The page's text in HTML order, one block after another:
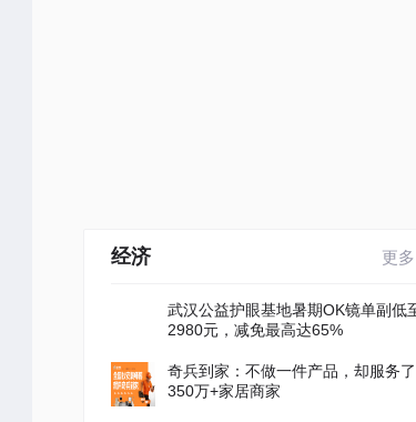
经济 更多
武汉公益护眼基地暑期OK镜单副低
2980元，减免最高达65%
奇兵到家：不做一件产品，却服务了
350万+家居商家